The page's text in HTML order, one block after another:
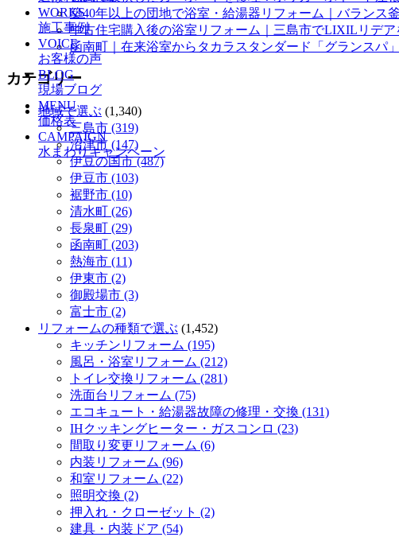
WORKS
施工事例
VOICE
お客様の声
BLOG
現場ブログ
MENU
価格表
CAMPAIGN
水まわりキャンペーン
築40年以上の団地で浴室・給湯器リフォーム｜バランス
中古住宅購入後の浴室リフォーム｜三島市でLIXILリデア
函南町｜在来浴室からタカラスタンダード「グランスパ
カテゴリー
地域で選ぶ (1,340)
三島市 (319)
沼津市 (147)
伊豆の国市 (487)
伊豆市 (103)
裾野市 (10)
清水町 (26)
長泉町 (29)
函南町 (203)
熱海市 (11)
伊東市 (2)
御殿場市 (3)
富士市 (2)
リフォームの種類で選ぶ (1,452)
キッチンリフォーム (195)
風呂・浴室リフォーム (212)
トイレ交換リフォーム (281)
洗面台リフォーム (75)
エコキュート・給湯器故障の修理・交換 (131)
IHクッキングヒーター・ガスコンロ (23)
間取り変更リフォーム (6)
内装リフォーム (96)
和室リフォーム (22)
照明交換 (2)
押入れ・クローゼット (2)
建具・内装ドア (54)